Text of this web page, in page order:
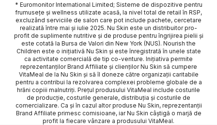
* Euromonitor International Limited; Sisteme de dispozitive pentru
frumusețe și wellness utilizate acasă, la nivel total de retail în RSP,
excluzând serviciile de salon care pot include pachete, cercetare
realizată între mai și iulie 2025. Nu Skin este un distribuitor pro-
profit de suplimente nutritive și de produse pentru îngrijirea pielii și
este cotată la Bursa de Valori din New York (NUS). Nourish the
Children este o inițiativă Nu Skin și este înregistrată în unele state
ca activitate comercială de tip co-venture. Inițiativa permite
reprezentanților Brand Affiliate și clienților Nu Skin să cumpere
VitaMeal de la Nu Skin și să îl doneze către organizații caritabile
pentru a contribui la rezolvarea complexei probleme globale de a
hrăni copiii malnutriți. Prețul produsului VitaMeal include costurile
de producție, costurile generale, distribuția și costurile de
comercializare. Ca și în cazul altor produse Nu Skin, reprezentanții
Brand Affiliate primesc comisioane, iar Nu Skin câștigă o marjă de
profit la fiecare vânzare a produsului VitaMeal.